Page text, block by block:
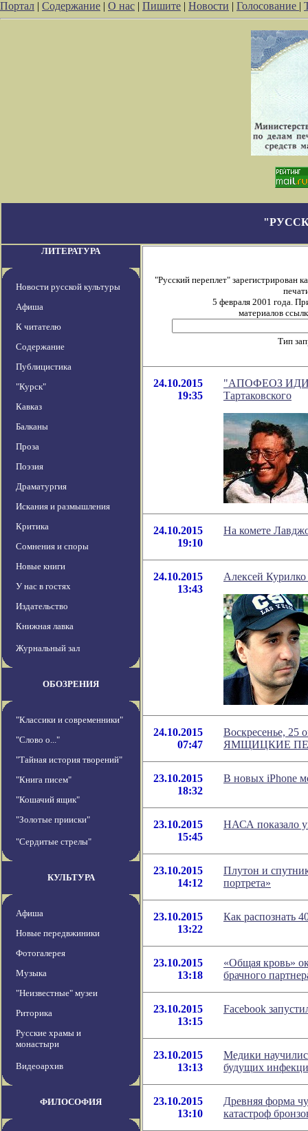
Портал | Содержание | О нас | Пишите | Новости | Голосование |
ЛИТЕРАТУРА
Новости русской культуры
Афиша
К читателю
Содержание
Публицистика
"Курск"
Кавказ
Балканы
Проза
Поэзия
Драматургия
Искания и размышления
Критика
Сомнения и споры
Новые книги
У нас в гостях
Издательство
Книжная лавка
Журнальный зал
ОБОЗРЕНИЯ
"Классики и современники"
"Слово о..."
"Тайная история творений"
"Книга писем"
"Кошачий ящик"
"Золотые прииски"
"Сердитые стрелы"
КУЛЬТУРА
Афиша
Новые передвжиники
Фотогалерея
Музыка
"Неизвестные" музеи
Риторика
Русские храмы и
монастыри
Видеоархив
ФИЛОСОФИЯ
"Русский переплет" зарегистрирован
5 февраля 2001 года.
материалов
Тип
24.10.2015
19:35
"АПОФЕОЗ
Тартаковского
24.10.2015
19:10
На комете
24.10.2015
13:43
Алексей
24.10.2015
07:47
Воскресенье, 25
ЯМЩИЦКИЕ
23.10.2015
18:32
В новых iPhone
23.10.2015
15:45
НАСА показало
23.10.2015
14:12
Плутон и
портрета»
23.10.2015
13:22
Как распознать
23.10.2015
13:18
«Общая кровь»
брачного
23.10.2015
13:15
Facebook
23.10.2015
13:13
Медики
будущих
23.10.2015
13:10
Древняя форма
катастроф